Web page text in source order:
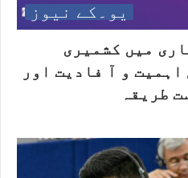
یو۔کے نیوز
میں کشمیری
و آ فادیت اور
طریقہ